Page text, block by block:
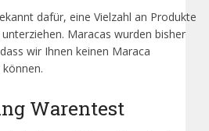
dafür, eine Vielzahl an Produkte
Maracas wurden bisher
wir Ihnen keinen Maraca
Warentest